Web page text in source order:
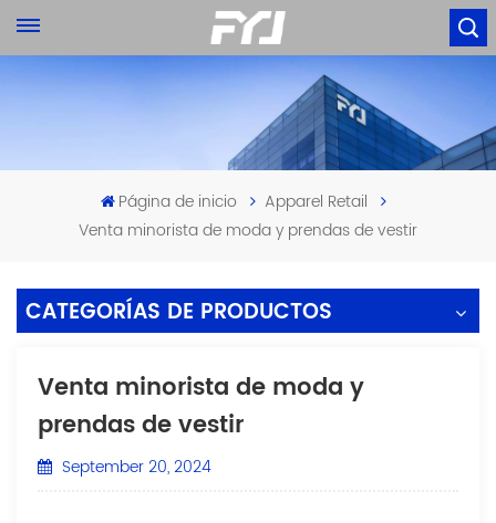
Página de inicio
Apparel Retail
Venta minorista de moda y prendas de vestir
CATEGORÍAS DE PRODUCTOS
Venta minorista de moda y
prendas de vestir
September 20, 2024